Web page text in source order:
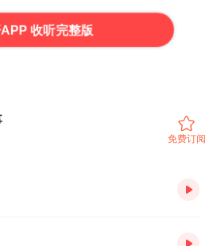
收听完整版
免费订阅